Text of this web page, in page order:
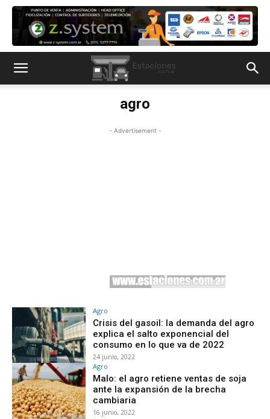
agro
- Advertisement -
Agro
Crisis del gasoil: la demanda del agro
explica el salto exponencial del
consumo en lo que va de 2022
24 junio, 2022
Agro
Malo: el agro retiene ventas de soja
ante la expansión de la brecha
cambiaria
16 junio, 2022